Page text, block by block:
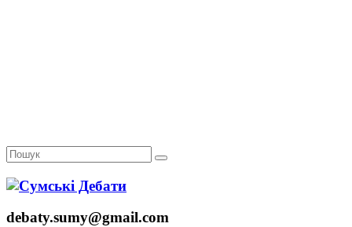
debaty.sumy@gmail.com